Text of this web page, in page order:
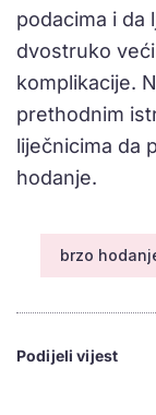
podacima i da
dvostruko
komplikacije.
prethodnim
liječnicima da
hodanje.
brzo
Podijeli vijest